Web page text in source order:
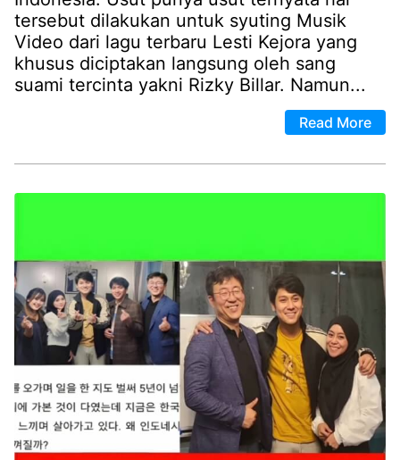
tersebut dilakukan untuk syuting Musik
Video dari lagu terbaru Lesti Kejora yang
khusus diciptakan langsung oleh sang
suami tercinta yakni Rizky Billar. Namun...
Read More